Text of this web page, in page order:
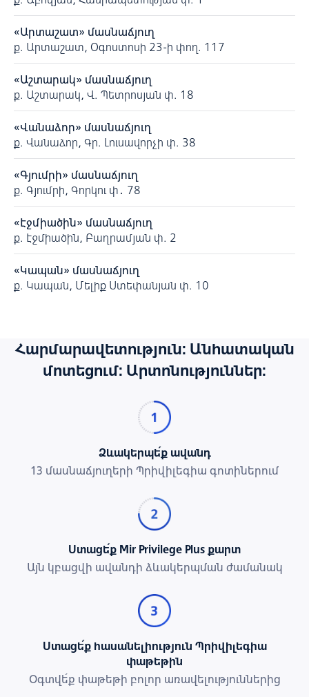
«Արտաշատ» մասնաճյուղ
ք. Արտաշատ, Օգոստոսի 23-ի փող. 117
«Աշտարակ» մասնաճյուղ
ք. Աշտարակ, Վ. Պետրոսյան փ. 18
«Վանաձոր» մասնաճյուղ
ք. Վանաձոր, Գր. Լուսավորչի փ. 38
«Գյումրի» մասնաճյուղ
ք. Գյումրի, Գորկու փ․ 78
«Էջմիածին» մասնաճյուղ
ք. Էջմիածին, Բաղրամյան փ. 2
«Կապան» մասնաճյուղ
ք. Կապան, Մելիք Ստեփանյան փ. 10
Հարմարավետություն։ Անհատական
մոտեցում։ Արտոնություններ։
Ձևակերպե՛ք ավանդ
13 մասնաճյուղերի Պրիվիլեգիա գոտիներում
Ստացե՛ք Mir Privilege Plus քարտ
Այն կբացվի ավանդի ձևակերպման ժամանակ
Ստացե՛ք հասանելիություն Պրիվիլեգիա
փաթեթին
Օգտվե՛ք փաթեթի բոլոր առավելություններից